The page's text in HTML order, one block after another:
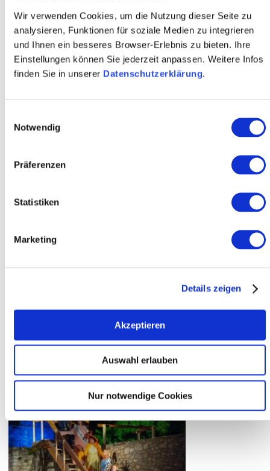
Wir verwenden Cookies, um die Nutzung dieser Seite zu
analysieren, Funktionen für soziale Medien zu integrieren
und Ihnen ein besseres Browser-Erlebnis zu bieten. Ihre
Einstellungen können Sie jederzeit anpassen. Weitere Infos
finden Sie in unserer Datenschutzerklärung.
Notwendig
Präferenzen
Statistiken
Marketing
Details zeigen
Akzeptieren
Auswahl erlauben
Nur notwendige Cookies
Vergangenheit und Gegenwart. Mit viel Musik,
entfaltet sich ein turbulenter Theaterabend, der in einem
Beginn:
Preise und Tickets